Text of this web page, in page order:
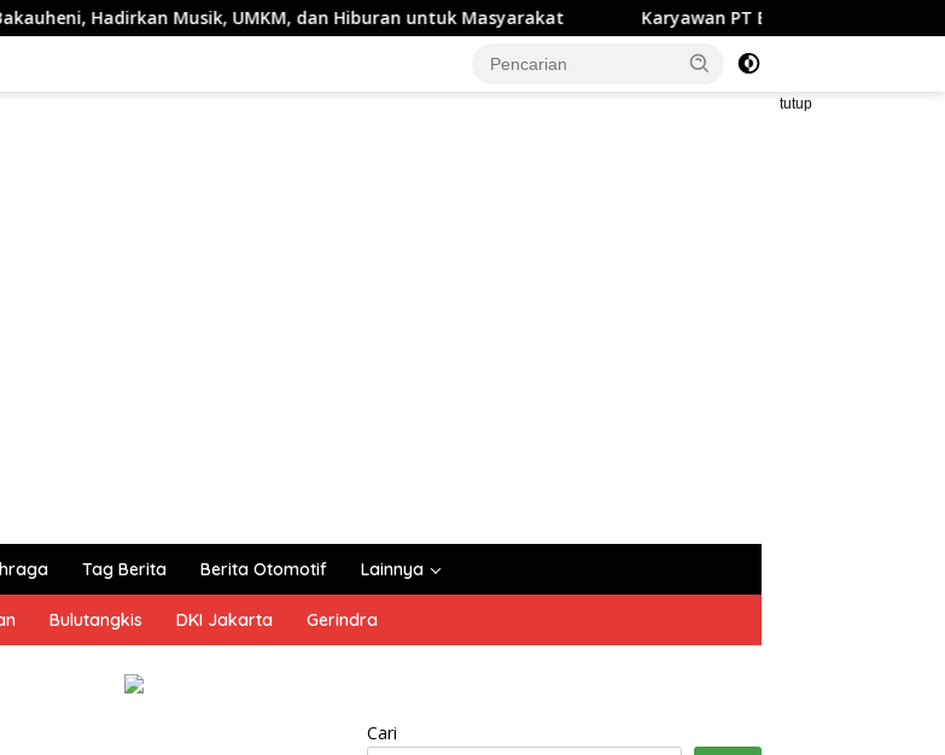
Musik, UMKM, dan Hiburan untuk Masyarakat Karyawan PT BMM Inisial Li Diduga Jual Internet
tutup
Tag Berita Berita Otomotif Lainnya
Bulutangkis DKI Jakarta Gerindra
Cari